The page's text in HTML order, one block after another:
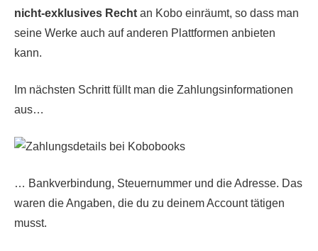
nicht-exklusives Recht an Kobo einräumt, so dass man
seine Werke auch auf anderen Plattformen anbieten
kann.
Im nächsten Schritt füllt man die Zahlungsinformationen
aus…
… Bankverbindung, Steuernummer und die Adresse. Das
waren die Angaben, die du zu deinem Account tätigen
musst.